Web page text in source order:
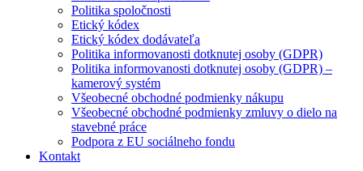
Politika spoločnosti
Etický kódex
Etický kódex dodávateľa
Politika informovanosti dotknutej osoby (GDPR)
Politika informovanosti dotknutej osoby (GDPR) –
kamerový systém
Všeobecné obchodné podmienky nákupu
Všeobecné obchodné podmienky zmluvy o dielo na
stavebné práce
Podpora z EU sociálneho fondu
Kontakt